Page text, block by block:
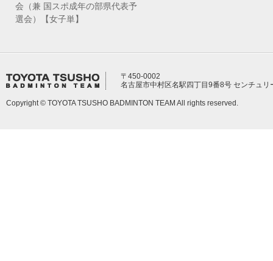
会（兼 国スポ成年の部県代表予
選会）【女子単】
〒450-0002
名古屋市中村区名駅四丁目9番8号 センチュリ
Copyright © TOYOTA TSUSHO BADMINTON TEAM All rights reserved.